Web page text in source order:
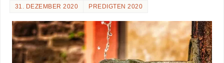
31. DEZEMBER 2020 PREDIGTEN 2020